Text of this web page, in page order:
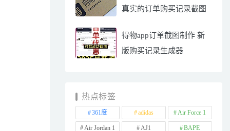
真实的订单购买记录截图
得物app订单截图制作 新
版购买记录生成器
热点标签
361度 adidas Air Force 1
Air Jordan 1 AJ1 BAPE